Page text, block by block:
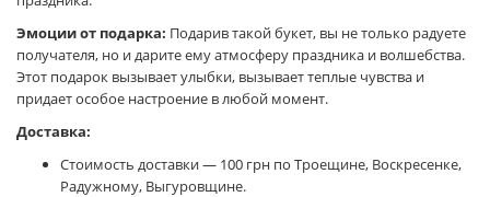
Эмоции от подарка: Подарив такой букет, вы не только радуете
получателя, но и дарите ему атмосферу праздника и волшебства.
Этот подарок вызывает улыбки, вызывает теплые чувства и
придает особое настроение в любой момент.
Доставка:
Стоимость доставки — 100 грн по Троещине, Воскресенке,
Радужному, Выгуровщине.